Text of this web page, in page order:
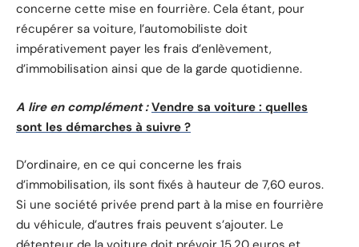
concerne cette mise en fourrière. Cela étant, pour
récupérer sa voiture, l’automobiliste doit
impérativement payer les frais d’enlèvement,
d’immobilisation ainsi que de la garde quotidienne.
A lire en complément : Vendre sa voiture : quelles
sont les démarches à suivre ?
D’ordinaire, en ce qui concerne les frais
d’immobilisation, ils sont fixés à hauteur de 7,60 euros.
Si une société privée prend part à la mise en fourrière
du véhicule, d’autres frais peuvent s’ajouter. Le